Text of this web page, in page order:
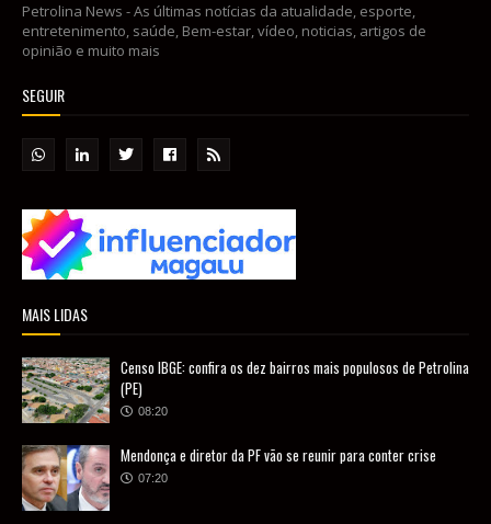
Petrolina News - As últimas notícias da atualidade, esporte,
entretenimento, saúde, Bem-estar, vídeo, noticias, artigos de
opinião e muito mais
SEGUIR
MAIS LIDAS
Censo IBGE: confira os dez bairros mais populosos de Petrolina
(PE)
08:20
Mendonça e diretor da PF vão se reunir para conter crise
07:20